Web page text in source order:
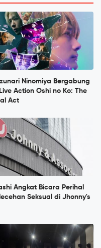
Ninomiya Bergabung
Action Oshi no Ko: The
Act
Angkat Bicara Perihal
Seksual di Jhonny's